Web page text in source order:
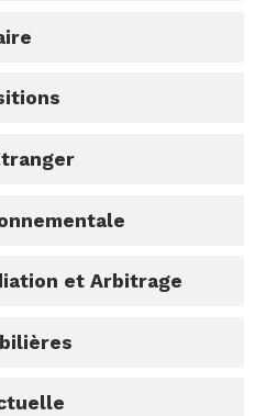
et Arbitrage